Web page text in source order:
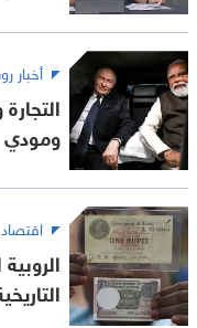
أخبار
ومودي
اقتصاد